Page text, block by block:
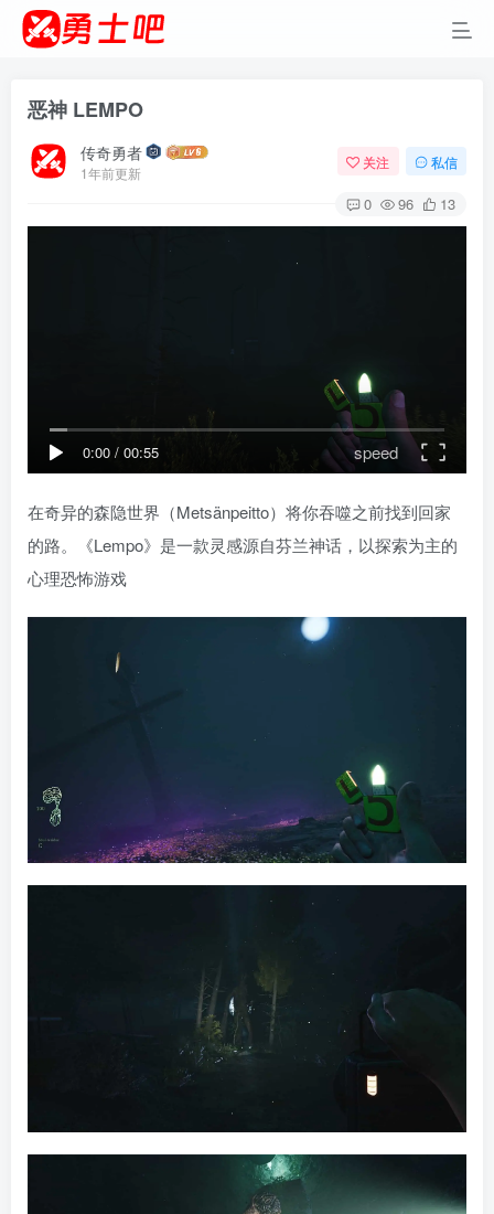
恶神 LEMPO
传奇勇者
1年前更新
关注 私信
0 96 13
0:00 / 00:55 speed
在奇异的森隐世界（Metsänpeitto）将你吞噬之前找到回家
的路。《Lempo》是一款灵感源自芬兰神话，以探索为主的
心理恐怖游戏